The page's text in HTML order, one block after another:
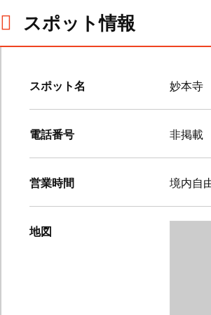
スポット情報
スポット名 妙本寺
電話番号 非掲載
営業時間 境内自
地図